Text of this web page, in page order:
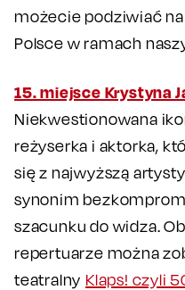
możecie podziwiać
Polsce w ramach
15. miejsce Krystyna
Niekwestionowana
reżyserka i aktorka,
się z najwyższą
synonim
szacunku do widza.
repertuarze można
teatralny Klaps! czyli